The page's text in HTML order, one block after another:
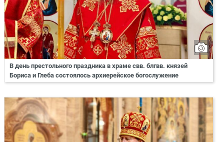
В день престольного праздника в храме свв. блгвв. князей
Бориса и Глеба состоялось архиерейское богослужение